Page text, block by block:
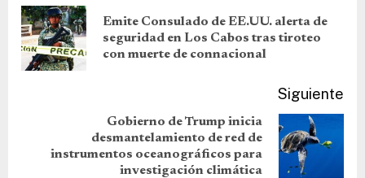
Emite Consulado de EE.UU. alerta de
seguridad en Los Cabos tras tiroteo
con muerte de connacional
Siguiente
Gobierno de Trump inicia
desmantelamiento de red de
instrumentos oceanográficos para
investigación climática